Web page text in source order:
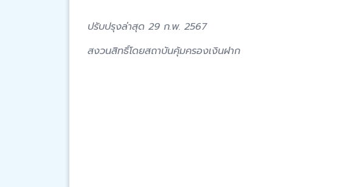
ปรับปรุงล่าสุด 29 ก.พ. 2567
สงวนสิทธิ์โดยสถาบันคุ้มครองเงินฝาก